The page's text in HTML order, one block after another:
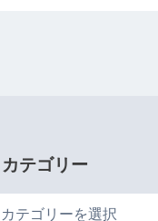
カテゴリー